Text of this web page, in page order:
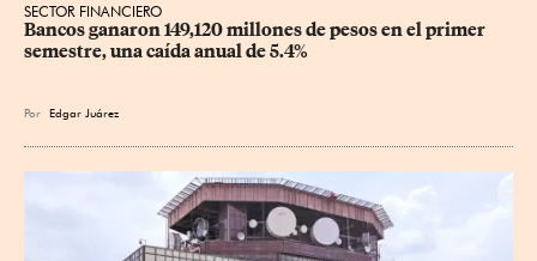
SECTOR FINANCIERO
Bancos ganaron 149,120 millones de pesos en el primer
semestre, una caída anual de 5.4%
Por Edgar Juárez